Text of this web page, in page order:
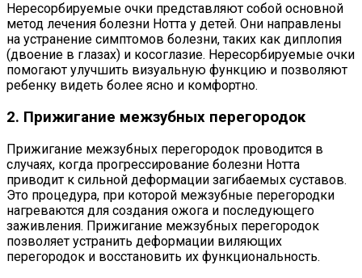
Нересорбируемые очки представляют собой основной
метод лечения болезни Нотта у детей. Они направлены
на устранение симптомов болезни, таких как диплопия
(двоение в глазах) и косоглазие. Нересорбируемые очки
помогают улучшить визуальную функцию и позволяют
ребенку видеть более ясно и комфортно.
2. Прижигание межзубных перегородок
Прижигание межзубных перегородок проводится в
случаях, когда прогрессирование болезни Нотта
приводит к сильной деформации загибаемых суставов.
Это процедура, при которой межзубные перегородки
нагреваются для создания ожога и последующего
заживления. Прижигание межзубных перегородок
позволяет устранить деформации виляющих
перегородок и восстановить их функциональность.